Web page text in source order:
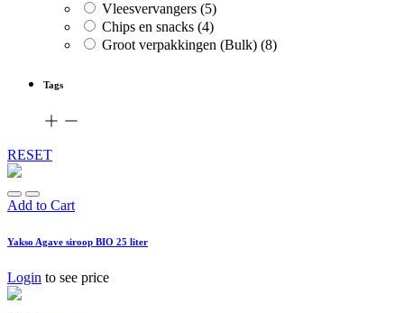
Vleesvervangers (5)
Chips en snacks (4)
Groot verpakkingen (Bulk) (8)
Tags
RESET
Add to Cart
Yakso Agave siroop BIO 25 liter
Login to see price